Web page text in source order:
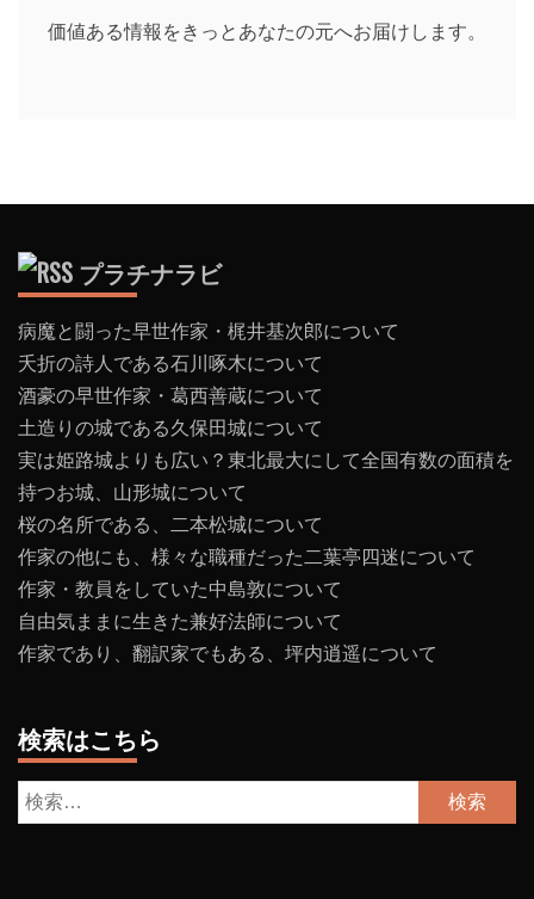
価値ある情報をきっとあなたの元へお届けします。
プラチナラビ
病魔と闘った早世作家・梶井基次郎について
夭折の詩人である石川啄木について
酒豪の早世作家・葛西善蔵について
土造りの城である久保田城について
実は姫路城よりも広い？東北最大にして全国有数の面積を
持つお城、山形城について
桜の名所である、二本松城について
作家の他にも、様々な職種だった二葉亭四迷について
作家・教員をしていた中島敦について
自由気ままに生きた兼好法師について
作家であり、翻訳家でもある、坪内逍遥について
検索はこちら
検
索: